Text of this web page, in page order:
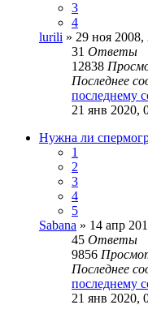
3
4
lurili » 29 ноя 2008,
31 Ответы
12838
Последнее
последнему
21 янв 2020,
Нужна ли
1
2
3
4
5
Sabana » 14 апр
45 Ответы
9856
Последнее
последнему
21 янв 2020,